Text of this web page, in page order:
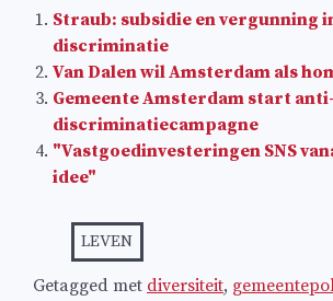
Straub: subsidie en vergunning
discriminatie
Van Dalen wil Amsterdam als
Gemeente Amsterdam start anti-
discriminatiecampagne
"Vastgoedinvesteringen SNS
idee"
LEVEN
Getagged met diversiteit,